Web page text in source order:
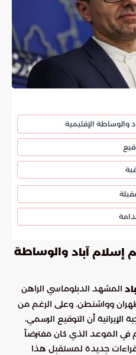
والوساطة الإقليمية
إسلام آباد والوساطة
المشهد الدبلوماسي الراهن
طهران وواشنطن. وعلى الرغم من
الإيرانية أن التوقيع الرسمي،
في الموعد الذي كان مفترضاً
قراءات جديدة لمستقبل هذا